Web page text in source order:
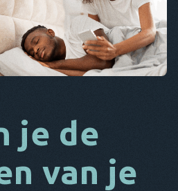
KO
EL
CS
DA
Deel dit artikel
Twitter Facebook Link kopiëren
je de
van je